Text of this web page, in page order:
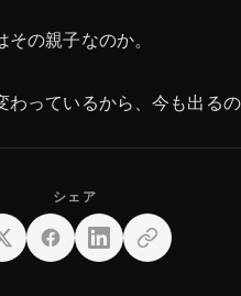
の親子なのか。
っているから、今も出るの